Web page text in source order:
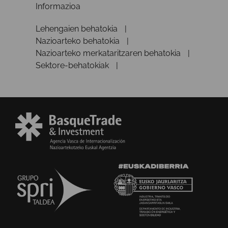
Informazioa
Lehengaien behatokia
Nazioarteko behatokia
Nazioarteko merkataritzaren behatokia
Sektore-behatokiak